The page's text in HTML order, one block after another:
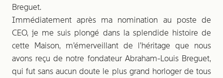
Breguet.
Immédiatement après ma nomination au poste de
CEO, je me suis plongé dans la splendide histoire de
cette Maison, m’émerveillant de l’héritage que nous
avons reçu de notre fondateur Abraham-Louis Breguet,
qui fut sans aucun doute le plus grand horloger de tous